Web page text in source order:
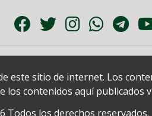
este sitio de internet. Los
contenidos aquí publicados
Todos los derechos reservados.